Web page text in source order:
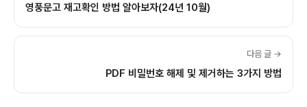
영풍문고 재고확인 방법 알아보자(24년 10월)
다음 글 →
PDF 비밀번호 해제 및 제거하는 3가지 방법